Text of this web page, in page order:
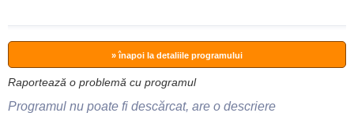
» înapoi la detaliile programului
Raportează o problemă cu programul
Programul nu poate fi descărcat, are o descriere